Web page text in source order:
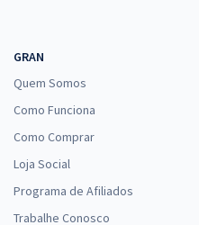
GRAN
Quem Somos
Como Funciona
Como Comprar
Loja Social
Programa de Afiliados
Trabalhe Conosco